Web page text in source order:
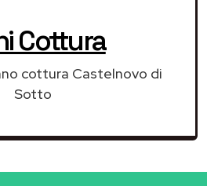
Cottura
cottura Castelnovo di
Sotto